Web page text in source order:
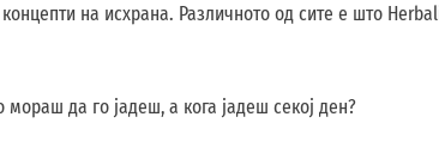
концепти на исхрана. Различното од сите е што
да го јадеш, а кога јадеш секој ден?